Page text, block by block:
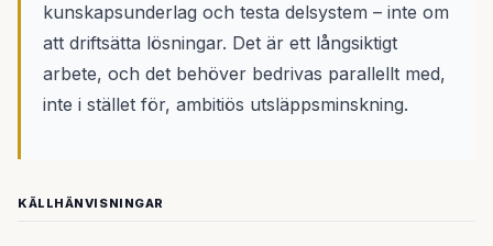
kunskapsunderlag och testa delsystem – inte om
att driftsätta lösningar. Det är ett långsiktigt
arbete, och det behöver bedrivas parallellt med,
inte i stället för, ambitiös utsläppsminskning.
KÄLLHÄNVISNINGAR